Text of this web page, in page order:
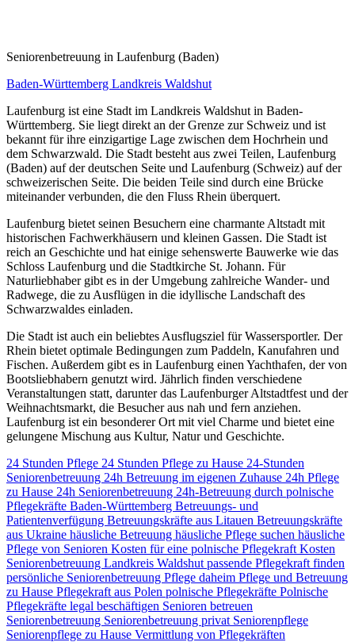
Senioren­betreuung in Laufenburg (Baden)
Baden-Württemberg Landkreis Waldshut
Laufenburg ist eine Stadt im Landkreis Waldshut in Baden-
Württemberg. Sie liegt direkt an der Grenze zur Schweiz und ist
bekannt für ihre einzigartige Lage zwischen dem Hochrhein und
dem Schwarzwald. Die Stadt besteht aus zwei Teilen, Laufenburg
(Baden) auf der deutschen Seite und Laufenburg (Schweiz) auf der
schweizerischen Seite. Die beiden Teile sind durch eine Brücke
miteinander verbunden, die den Fluss Rhein überquert.
Laufenburg bietet seinen Besuchern eine charmante Altstadt mit
historischen Fachwerkhäusern und kleinen Gassen. Die Stadt ist
reich an Geschichte und hat einige sehenswerte Bauwerke wie das
Schloss Laufenburg und die Stadtkirche St. Johann. Für
Naturliebhaber gibt es in der Umgebung zahlreiche Wander- und
Radwege, die zu Ausflügen in die idyllische Landschaft des
Schwarzwaldes einladen.
Die Stadt ist auch ein beliebtes Ausflugsziel für Wassersportler. Der
Rhein bietet optimale Bedingungen zum Paddeln, Kanufahren und
Fischen. Außerdem gibt es in Laufenburg einen Yachthafen, der von
Bootsliebhabern genutzt wird. Jährlich finden verschiedene
Veranstaltungen statt, darunter das Laufenburger Altstadtfest und der
Weihnachtsmarkt, die Besucher aus nah und fern anziehen.
Laufenburg ist ein besonderer Ort mit viel Charme und bietet eine
gelungene Mischung aus Kultur, Natur und Geschichte.
24 Stunden Pflege 24 Stunden Pflege zu Hause 24-Stunden
Seniorenbetreuung 24h Betreuung im eigenen Zuhause 24h Pflege
zu Hause 24h Seniorenbetreuung 24h-Betreuung durch polnische
Pflegekräfte Baden-Württemberg Betreuungs- und
Patientenverfügung Betreuungskräfte aus Litauen Betreuungskräfte
aus Ukraine häusliche Betreuung häusliche Pflege suchen häusliche
Pflege von Senioren Kosten für eine polnische Pflegekraft Kosten
Seniorenbetreuung Landkreis Waldshut passende Pflegekraft finden
persönliche Seniorenbetreuung Pflege daheim Pflege und Betreuung
zu Hause Pflegekraft aus Polen polnische Pflegekräfte Polnische
Pflegekräfte legal beschäftigen Senioren betreuen
Seniorenbetreuung Seniorenbetreuung privat Seniorenpflege
Seniorenpflege zu Hause Vermittlung von Pflegekräften